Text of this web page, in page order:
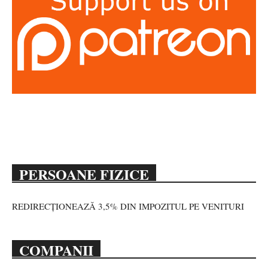
PERSOANE FIZICE
REDIRECȚIONEAZĂ 3,5% DIN IMPOZITUL PE VENITURI
COMPANII